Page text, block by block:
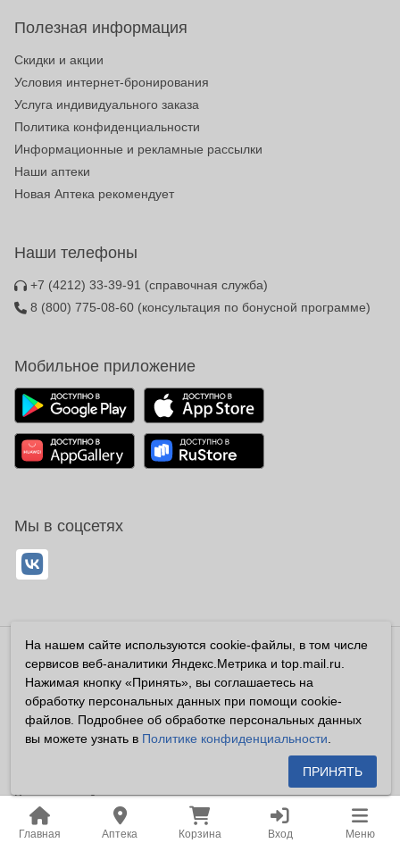
Главная Аптека Корзина Вход Меню
Полезная информация
Скидки и акции
Условия интернет-бронирования
Услуга индивидуального заказа
Политика конфиденциальности
Информационные и рекламные рассылки
Наши аптеки
Новая Аптека рекомендует
Наши телефоны
+7 (4212) 33-39-91 (справочная служба)
8 (800) 775-08-60 (консультация по бонусной программе)
Мобильное приложение
Мы в соцсетях
Владелец сайта ООО «Суперфарма» ОГРН 1032700302194
Все права защищены ©2026
Информация, размещенная на данном сайте имеет
справочный характер, и не должна восприниматься
посетителями сайта как публичная оферта, предусмотренная
Владелец сайта устанавливает запрет на цитирование,
копирование и размещение информации, размещенной на
настоящем сайте newapteka.ru, включая информацию о
На нашем сайте используются cookie-файлы, в том числе
сервисов веб-аналитики Яндекс.Метрика и top.mail.ru.
Нажимая кнопку «Принять», вы соглашаетесь на
обработку персональных данных при помощи cookie-
файлов. Подробнее об обработке персональных данных
вы можете узнать в Политике конфиденциальности
ПРИНЯТЬ